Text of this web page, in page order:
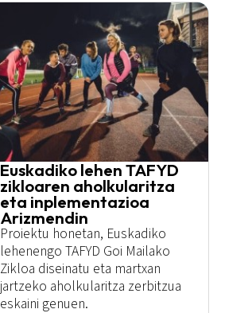
Euskadiko lehen TAFYD
zikloaren aholkularitza
eta inplementazioa
Arizmendin
Proiektu honetan, Euskadiko
lehenengo TAFYD Goi Mailako
Zikloa diseinatu eta martxan
jartzeko aholkularitza zerbitzua
eskaini genuen.